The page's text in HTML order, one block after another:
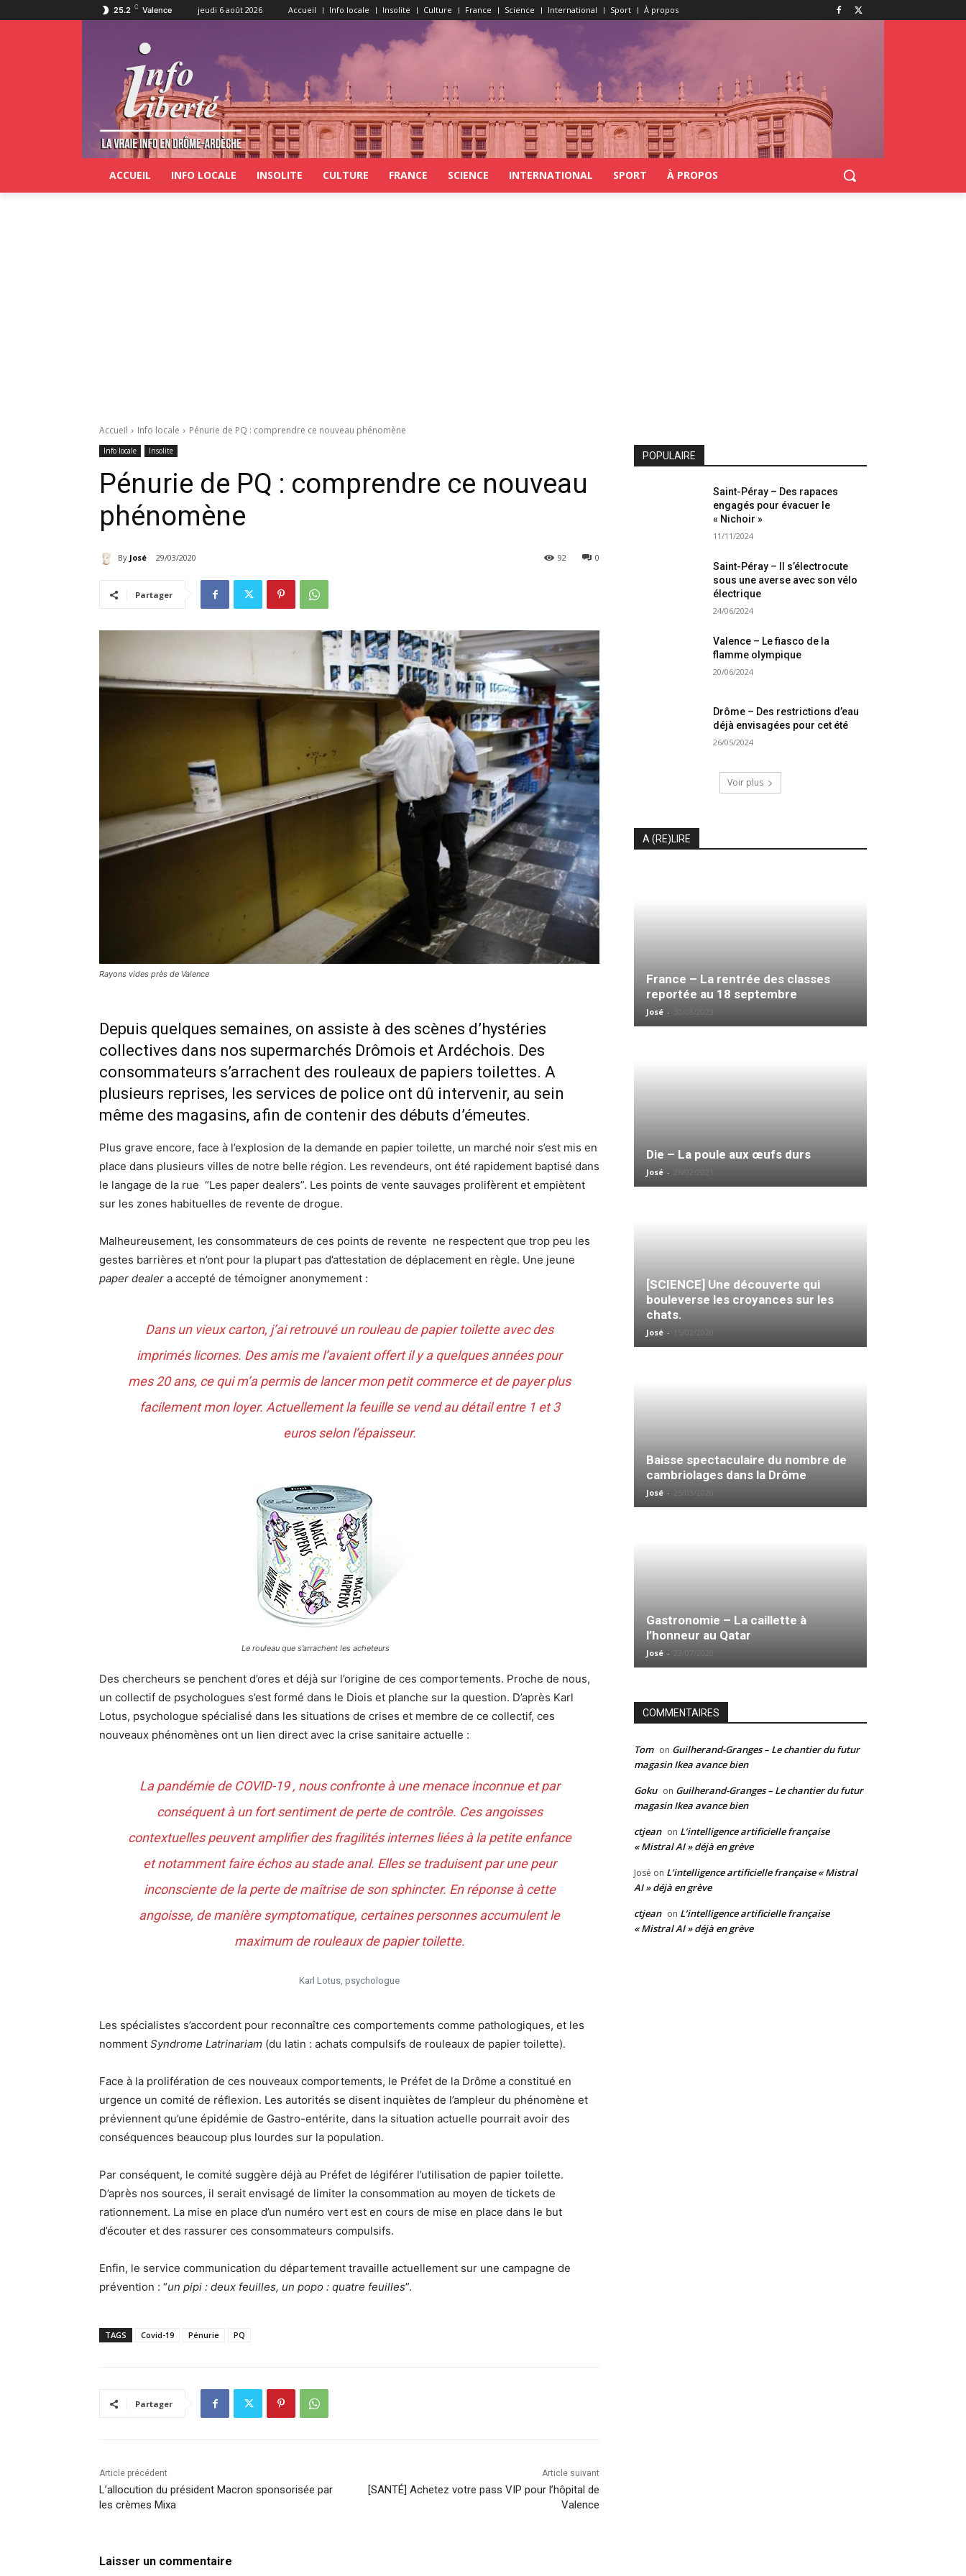
25.2 C Valence jeudi 6 août 2026 Accueil Info locale Insolite Culture France Science International Sport À propos
ACCUEIL INFO LOCALE INSOLITE CULTURE FRANCE SCIENCE INTERNATIONAL SPORT À PROPOS
Accueil Info locale Pénurie de PQ : comprendre ce nouveau phénomène
Info locale Insolite
Pénurie de PQ : comprendre ce nouveau
phénomène
By José 29/03/2020 0
92
Partager
Rayons vides près de Valence
Depuis quelques semaines, on assiste à des scènes d’hystéries
collectives dans nos supermarchés Drômois et Ardéchois. Des
consommateurs s’arrachent des rouleaux de papiers toilettes. A
plusieurs reprises, les services de police ont dû intervenir, au sein
même des magasins, afin de contenir des débuts d’émeutes.
Plus grave encore, face à l’explosion de la demande en papier toilette, un marché noir s’est mis en
place dans plusieurs villes de notre belle région. Les revendeurs, ont été rapidement baptisé dans
le langage de la rue “Les paper dealers”. Les points de vente sauvages prolifèrent et empiètent
sur les zones habituelles de revente de drogue.
Malheureusement, les consommateurs de ces points de revente ne respectent que trop peu les
gestes barrières et n’ont pour la plupart pas d’attestation de déplacement en règle. Une jeune
paper dealer a accepté de témoigner anonymement :
Dans un vieux carton, j’ai retrouvé un rouleau de papier toilette avec des
imprimés licornes. Des amis me l’avaient offert il y a quelques années pour
mes 20 ans, ce qui m’a permis de lancer mon petit commerce et de payer plus
facilement mon loyer. Actuellement la feuille se vend au détail entre 1 et 3
euros selon l’épaisseur.
Le rouleau que s’arrachent les acheteurs
Des chercheurs se penchent d’ores et déjà sur l’origine de ces comportements. Proche de nous,
un collectif de psychologues s’est formé dans le Diois et planche sur la question. D’après Karl
Lotus, psychologue spécialisé dans les situations de crises et membre de ce collectif, ces
nouveaux phénomènes ont un lien direct avec la crise sanitaire actuelle :
La pandémie de COVID-19 , nous confronte à une menace inconnue et par
conséquent à un fort sentiment de perte de contrôle. Ces angoisses
contextuelles peuvent amplifier des fragilités internes liées à la petite enfance
et notamment faire échos au stade anal. Elles se traduisent par une peur
inconsciente de la perte de maîtrise de son sphincter. En réponse à cette
angoisse, de manière symptomatique, certaines personnes accumulent le
maximum de rouleaux de papier toilette.
Karl Lotus, psychologue
Les spécialistes s’accordent pour reconnaître ces comportements comme pathologiques, et les
nomment Syndrome Latrinariam (du latin : achats compulsifs de rouleaux de papier toilette).
Face à la prolifération de ces nouveaux comportements, le Préfet de la Drôme a constitué en
urgence un comité de réflexion. Les autorités se disent inquiètes de l’ampleur du phénomène et
préviennent qu’une épidémie de Gastro-entérite, dans la situation actuelle pourrait avoir des
conséquences beaucoup plus lourdes sur la population.
Par conséquent, le comité suggère déjà au Préfet de légiférer l’utilisation de papier toilette.
D’après nos sources, il serait envisagé de limiter la consommation au moyen de tickets de
rationnement. La mise en place d’un numéro vert est en cours de mise en place dans le but
d’écouter et des rassurer ces consommateurs compulsifs.
Enfin, le service communication du département travaille actuellement sur une campagne de
prévention : “un pipi : deux feuilles, un popo : quatre feuilles”.
TAGS Covid-19 Pénurie PQ
Partager
Article précédent
L’allocution du président Macron sponsorisée par
les crèmes Mixa
Article suivant
[SANTÉ] Achetez votre pass VIP pour l’hôpital de
Valence
Laisser un commentaire
POPULAIRE
Saint-Péray – Des rapaces
engagés pour évacuer le
« Nichoir »
11/11/2024
Saint-Péray – Il s’électrocute
sous une averse avec son vélo
électrique
24/06/2024
Valence – Le fiasco de la
flamme olympique
20/06/2024
Drôme – Des restrictions d’eau
déjà envisagées pour cet été
26/05/2024
Voir plus
A (RE)LIRE
France – La rentrée des classes
reportée au 18 septembre
José -
Die – La poule aux œufs durs
José -
[SCIENCE] Une découverte qui
bouleverse les croyances sur les
chats.
José -
Baisse spectaculaire du nombre de
cambriolages dans la Drôme
José -
Gastronomie – La caillette à
l’honneur au Qatar
José - 23/07/2020
COMMENTAIRES
Tom on Guilherand-Granges – Le chantier du futur
magasin Ikea avance bien
Goku on Guilherand-Granges – Le chantier du futur
magasin Ikea avance bien
ctjean on L’intelligence artificielle française
« Mistral AI » déjà en grève
José on L’intelligence artificielle française « Mistral
AI » déjà en grève
ctjean on L’intelligence artificielle française
« Mistral AI » déjà en grève